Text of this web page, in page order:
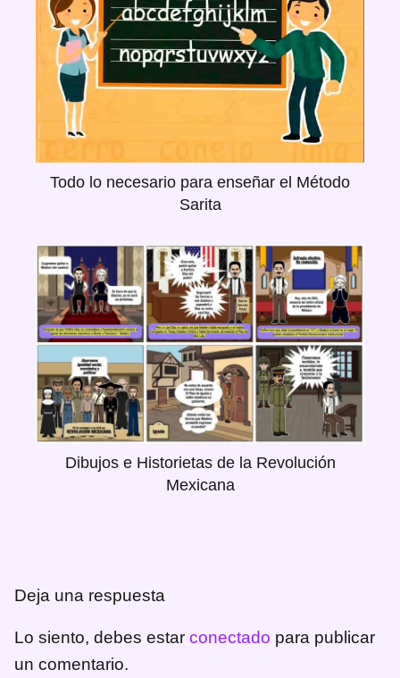
Todo lo necesario para enseñar el Método
Sarita
Dibujos e Historietas de la Revolución
Mexicana
Deja una respuesta
Lo siento, debes estar conectado para publicar
un comentario.